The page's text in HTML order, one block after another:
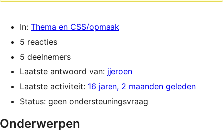
In: Thema en CSS/opmaak
5 reacties
5 deelnemers
Laatste antwoord van: jjeroen
Laatste activiteit: 16 jaren, 2 maanden geleden
Status: geen ondersteuningsvraag
Onderwerpen